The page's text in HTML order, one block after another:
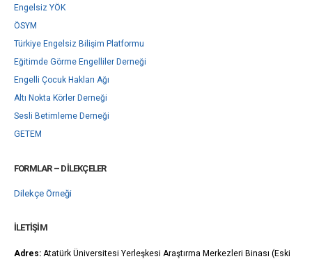
Engelsiz YÖK
ÖSYM
Türkiye Engelsiz Bilişim Platformu
Eğitimde Görme Engelliler Derneği
Engelli Çocuk Hakları Ağı
Altı Nokta Körler Derneği
Sesli Betimleme Derneği
GETEM
FORMLAR – DILEKÇELER
Dilekçe Örneği
İLETIŞIM
Adres: Atatürk Üniversitesi Yerleşkesi Araştırma Merkezleri Binası (Eski